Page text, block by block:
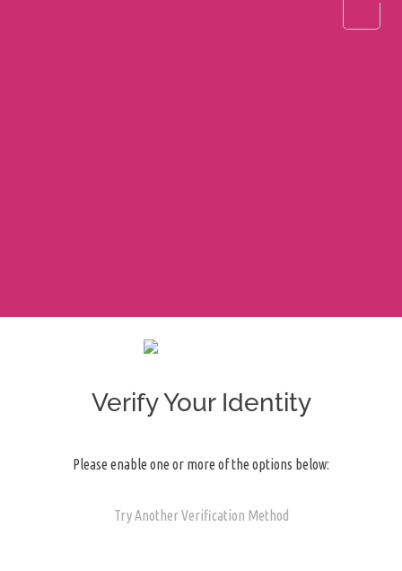
Verify Your Identity
Please enable one or more of the options below:
Try Another Verification Method